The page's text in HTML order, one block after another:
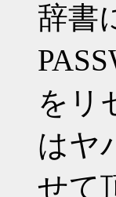
辞書
をリ
はヤ
せて